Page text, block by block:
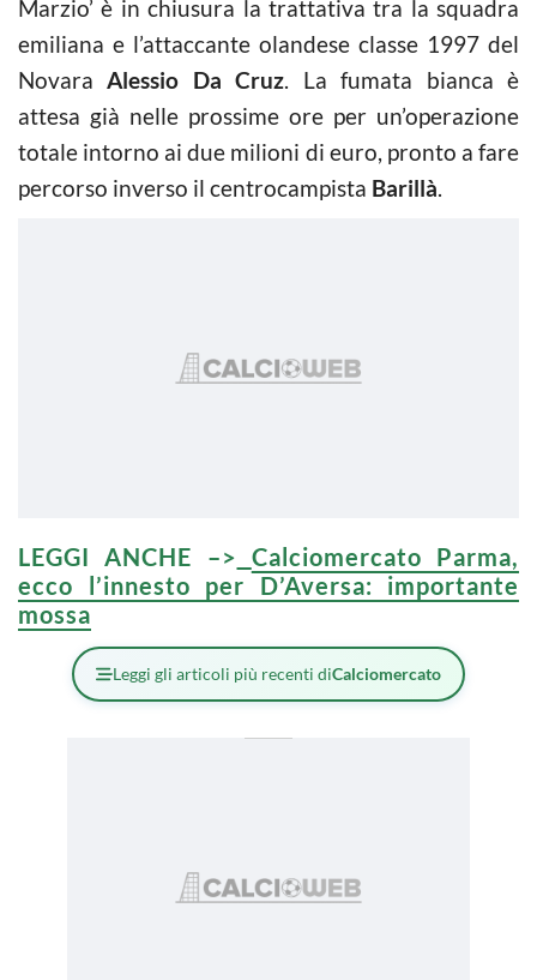
Marzio’ è in chiusura la trattativa tra la squadra
emiliana e l’attaccante olandese classe 1997 del
Novara Alessio Da Cruz. La fumata bianca è
attesa già nelle prossime ore per un’operazione
totale intorno ai due milioni di euro, pronto a fare
percorso inverso il centrocampista Barillà.
LEGGI ANCHE –> Calciomercato Parma,
ecco l’innesto per D’Aversa: importante
mossa
Leggi gli articoli più recenti diCalciomercato